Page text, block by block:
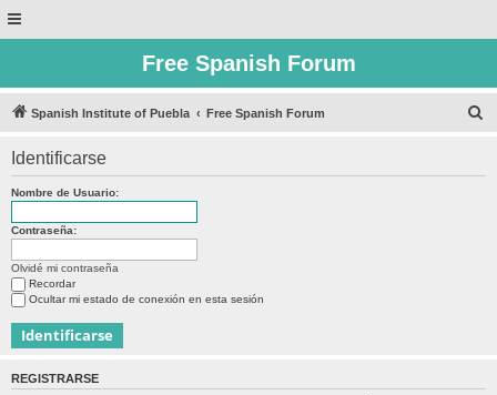
Free Spanish Forum
Spanish Institute of Puebla Free Spanish Forum
Identificarse
Nombre de Usuario:
Contraseña:
Olvidé mi contraseña
Recordar
Ocultar mi estado de conexión en esta sesión
REGISTRARSE